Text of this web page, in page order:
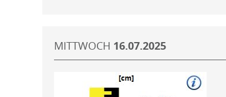
MITTWOCH 16.07.2025